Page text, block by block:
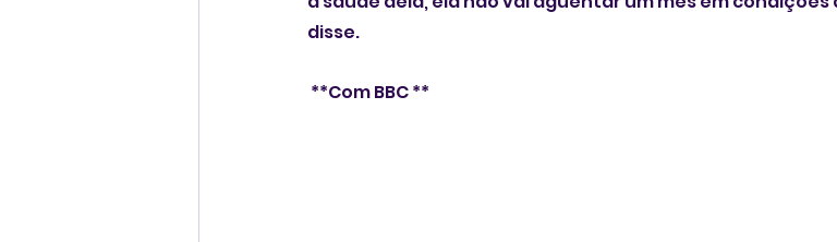
disse.
**Com BBC **